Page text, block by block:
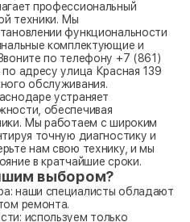
профессиональный
техники. Мы
функциональности
комплектующие и
по телефону +7 (861)
адресу улица Красная 139
обслуживания.
устраняет
обеспечивая
Мы работаем с широким
точную диагностику и
нам свою технику, и мы
в кратчайшие сроки.
выбором?
наши специалисты обладают
ремонта.
используем только